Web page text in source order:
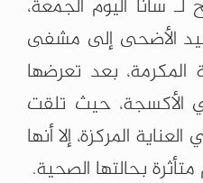
سانا اليوم الجمعة،
الأضحى إلى مشفى
بعد تعرضها
الأكسجة، حيث تلقت
المركزة، إلا أنها
بحالتها الصحية.